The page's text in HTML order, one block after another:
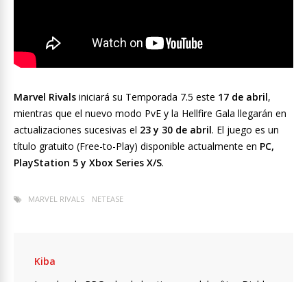
Marvel Rivals iniciará su Temporada 7.5 este 17 de abril,
mientras que el nuevo modo PvE y la Hellfire Gala llegarán en
actualizaciones sucesivas el 23 y 30 de abril. El juego es un
título gratuito (Free-to-Play) disponible actualmente en PC,
PlayStation 5 y Xbox Series X/S.
MARVEL RIVALS NETEASE
Kiba